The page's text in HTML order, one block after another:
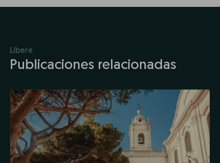
Líbere
Publicaciones relacionadas